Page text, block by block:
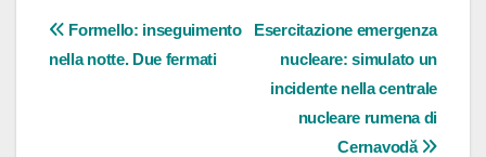
Navigazione
Esercitazione emergenza
nucleare: simulato un
incidente nella centrale
nucleare rumena di
Cernavodă
Formello: inseguimento
nella notte. Due fermati